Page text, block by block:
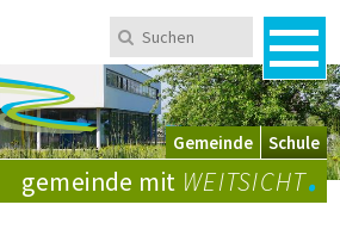
Suchbegriff
Suchen
und Schule Gemeinde Schule
gemeinde mit WEITSICHT.